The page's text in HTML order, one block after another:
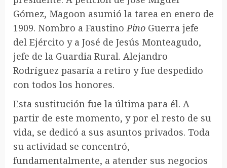
Gómez, Magoon asumió la tarea en enero de
1909. Nombro a FaustinoPino Guerra jefe
del Ejército y a José de Jesús Monteagudo,
jefe de la Guardia Rural. Alejandro
Rodríguez pasaría a retiro y fue despedido
con todos los honores.
Esta sustitución fue la última para él. A
partir de este momento, y por el resto de su
vida, se dedicó a sus asuntos privados. Toda
su actividad se concentró,
fundamentalmente, a atender sus negocios